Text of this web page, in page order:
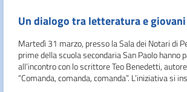
Un dialogo tra letteratura e
Martedì 31 marzo, presso la Sala dei Notari di
prime della scuola secondaria San Paolo hanno
all’incontro con lo scrittore Teo Benedetti,
“Comanda, comanda, comanda”. L’iniziativa si